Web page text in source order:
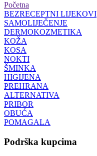
Početna
BEZRECEPTNI LIJEKOVI
SAMOLIJEČENJE
DERMOKOZMETIKA
KOŽA
KOSA
NOKTI
ŠMINKA
HIGIJENA
PREHRANA
ALTERNATIVA
PRIBOR
OBUĆA
POMAGALA
Podrška kupcima